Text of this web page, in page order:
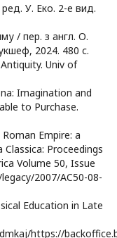
ред. У. Еко. 2-е вид.
/ пер. з англ. О.
2024. 480 с.
Univ of
Imagination and
to Purchase.
Empire: a
Proceedings
Volume 50, Issue
2007/AC50-08-
Education in Late
https://